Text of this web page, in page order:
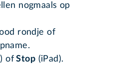
nogmaals op
rondje of
of Stop (iPad).